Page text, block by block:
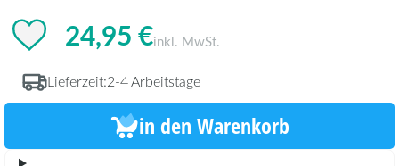
24,95 €inkl. MwSt.
Lieferzeit:2-4 Arbeitstage
in den Warenkorb